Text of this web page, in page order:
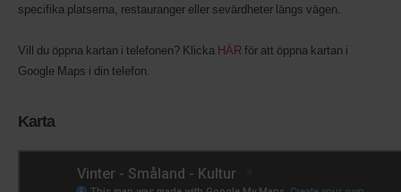
specifika platserna, restauranger eller sevärdheter längs vägen.
Vill du öppna kartan i telefonen? Klicka HÄRför att öppna kartan i
Google Maps i din telefon.
Karta